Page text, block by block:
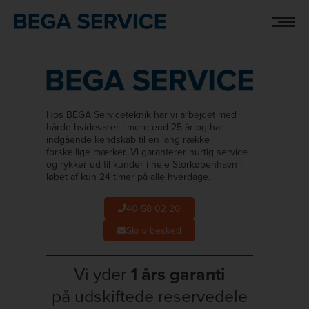
PRODUKTMÆRKER
Hos BEGA Serviceteknik har vi arbejdet med
hårde hvidevarer i mere end 25 år og har
indgående kendskab til en lang række
forskellige mærker. Vi garanterer hurtig service
og rykker ud til kunder i hele Storkøbenhavn i
løbet af kun 24 timer på alle hverdage.
40 58 02 20
Skriv besked
Vi yder 1 års garanti
på udskiftede reservedele